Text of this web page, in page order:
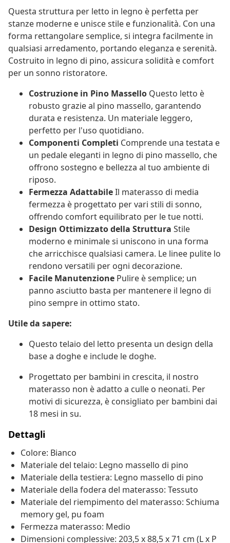
Questa struttura per letto in legno è perfetta per
stanze moderne e unisce stile e funzionalità. Con una
forma rettangolare semplice, si integra facilmente in
qualsiasi arredamento, portando eleganza e serenità.
Costruito in legno di pino, assicura solidità e comfort
per un sonno ristoratore.
Costruzione in Pino Massello Questo letto è
robusto grazie al pino massello, garantendo
durata e resistenza. Un materiale leggero,
perfetto per l'uso quotidiano.
Componenti Completi Comprende una testata e
un pedale eleganti in legno di pino massello, che
offrono sostegno e bellezza al tuo ambiente di
riposo.
Fermezza AdattabileIl materasso di media
fermezza è progettato per vari stili di sonno,
offrendo comfort equilibrato per le tue notti.
Design Ottimizzato della Struttura Stile
moderno e minimale si uniscono in una forma
che arricchisce qualsiasi camera. Le linee pulite lo
rendono versatili per ogni decorazione.
Facile Manutenzione Pulire è semplice; un
panno asciutto basta per mantenere il legno di
pino sempre in ottimo stato.
Utile da sapere:
Questo telaio del letto presenta un design della
base a doghe e include le doghe.
Progettato per bambini in crescita, il nostro
materasso non è adatto a culle o neonati. Per
motivi di sicurezza, è consigliato per bambini dai
18 mesi in su.
Dettagli
Colore: Bianco
Materiale del telaio: Legno massello di pino
Materiale della testiera: Legno massello di pino
Materiale della fodera del materasso: Tessuto
Materiale del riempimento del materasso: Schiuma
memory gel, pu foam
Fermezza materasso: Medio
Dimensioni complessive: 203,5 x 88,5 x 71 cm (L x P